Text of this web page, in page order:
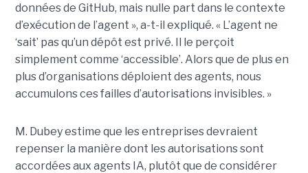
données de GitHub, mais nulle part dans le contexte
d’exécution de l’agent », a-t-il expliqué. « L’agent ne
‘sait’ pas qu’un dépôt est privé. Il le perçoit
simplement comme ‘accessible’. Alors que de plus en
plus d’organisations déploient des agents, nous
accumulons ces failles d’autorisations invisibles. »
M. Dubey estime que les entreprises devraient
repenser la manière dont les autorisations sont
accordées aux agents IA, plutôt que de considérer